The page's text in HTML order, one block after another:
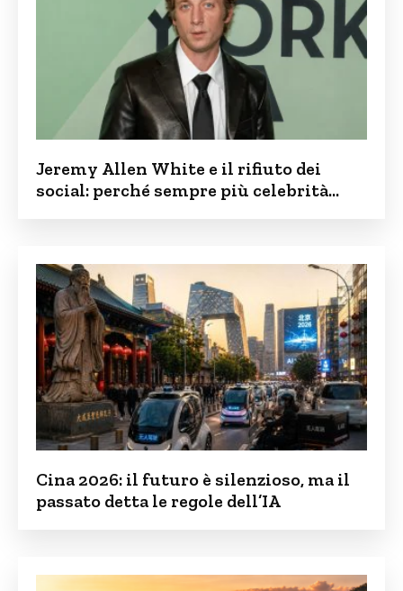
Jeremy Allen White e il rifiuto dei
social: perché sempre più celebrità
Cina 2026: il futuro è silenzioso, ma il
passato detta le regole dell’IA